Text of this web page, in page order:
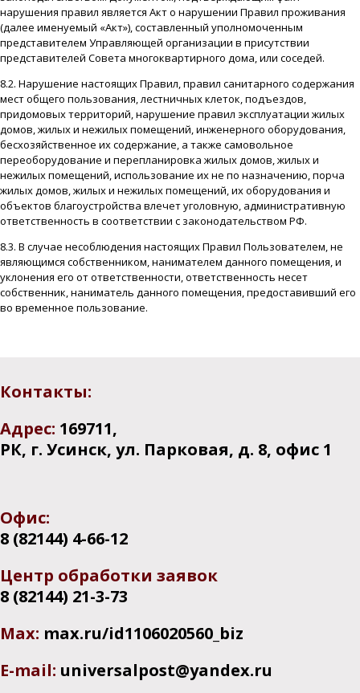
нарушения правил является Акт о нарушении Правил проживания
(далее именуемый «Акт»), составленный уполномоченным
представителем Управляющей организации в присутствии
представителей Совета многоквартирного дома, или соседей.
8.2. Нарушение настоящих Правил, правил санитарного содержания
мест общего пользования, лестничных клеток, подъездов,
придомовых территорий, нарушение правил эксплуатации жилых
домов, жилых и нежилых помещений, инженерного оборудования,
бесхозяйственное их содержание, а также самовольное
переоборудование и перепланировка жилых домов, жилых и
нежилых помещений, использование их не по назначению, порча
жилых домов, жилых и нежилых помещений, их оборудования и
объектов благоустройства влечет уголовную, административную
ответственность в соответствии с законодательством РФ.
8.3. В случае несоблюдения настоящих Правил Пользователем, не
являющимся собственником, нанимателем данного помещения, и
уклонения его от ответственности, ответственность несет
собственник, наниматель данного помещения, предоставивший его
во временное пользование.
Контакты:
Адрес: 169711,
РК, г. Усинск, ул. Парковая, д. 8, офис 1
Офис:
8 (82144) 4-66-12
Центр обработки заявок
8 (82144) 21-3-73
Мах: max.ru/id1106020560_biz
E-mail: universalpost@yandex.ru